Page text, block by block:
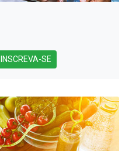
INSCREVA-SE